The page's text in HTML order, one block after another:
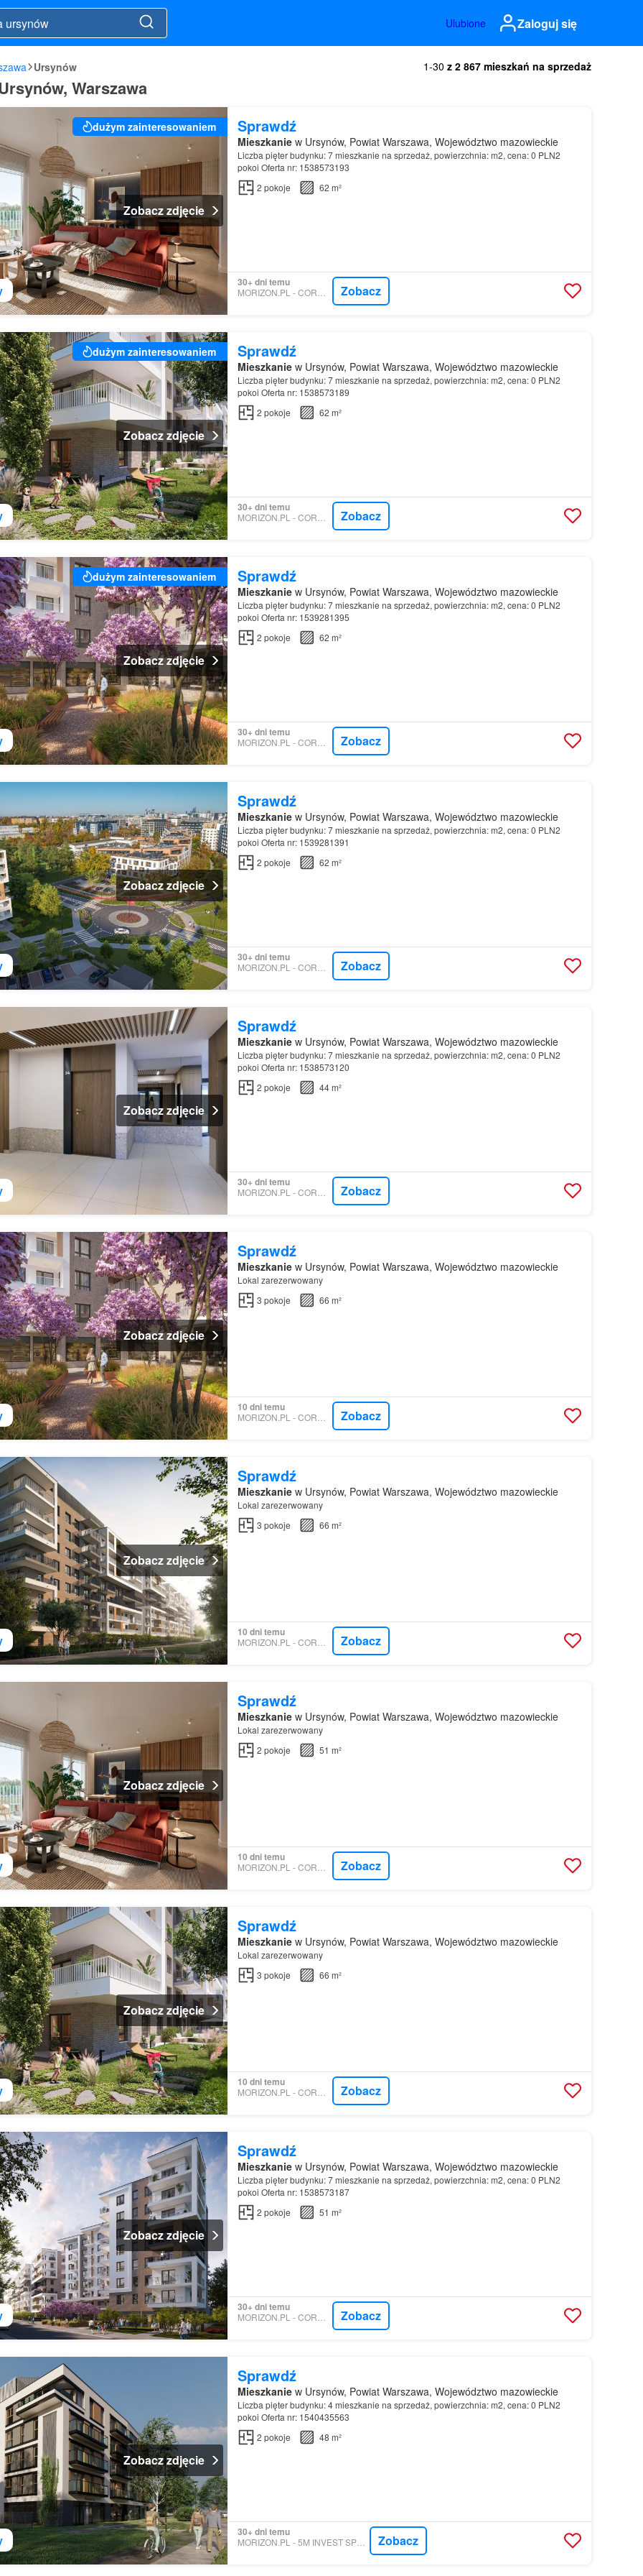
Ulubione Zaloguj się
Ursynów 1-30 z 2 867 mieszkań na sprzedaż
Warszawa
dużym zainteresowaniem
Zobacz zdjęcie
Sprawdź
Mieszkaniew Ursynów, Powiat Warszawa, Województwo mazowieckie
Liczba pięter budynku: 7 mieszkanie na sprzedaż, powierzchnia: m2, cena: 0 PLN2
pokoi Oferta nr: 1538573193
2 pokoje 62 m²
30+ dni temu
MORIZON.PL - CORDIA POLSKA Zobacz
dużym zainteresowaniem
Zobacz zdjęcie
Sprawdź
Mieszkaniew Ursynów, Powiat Warszawa, Województwo mazowieckie
Liczba pięter budynku: 7 mieszkanie na sprzedaż, powierzchnia: m2, cena: 0 PLN2
pokoi Oferta nr: 1538573189
2 pokoje 62 m²
30+ dni temu
MORIZON.PL - CORDIA POLSKA Zobacz
dużym zainteresowaniem
Zobacz zdjęcie
Sprawdź
Mieszkaniew Ursynów, Powiat Warszawa, Województwo mazowieckie
Liczba pięter budynku: 7 mieszkanie na sprzedaż, powierzchnia: m2, cena: 0 PLN2
pokoi Oferta nr: 1539281395
2 pokoje 62 m²
30+ dni temu
MORIZON.PL - CORDIA POLSKA Zobacz
Zobacz zdjęcie
Sprawdź
Mieszkaniew Ursynów, Powiat Warszawa, Województwo mazowieckie
Liczba pięter budynku: 7 mieszkanie na sprzedaż, powierzchnia: m2, cena: 0 PLN2
pokoi Oferta nr: 1539281391
2 pokoje 62 m²
30+ dni temu
MORIZON.PL - CORDIA POLSKA Zobacz
Zobacz zdjęcie
Sprawdź
Mieszkaniew Ursynów, Powiat Warszawa, Województwo mazowieckie
Liczba pięter budynku: 7 mieszkanie na sprzedaż, powierzchnia: m2, cena: 0 PLN2
pokoi Oferta nr: 1538573120
2 pokoje 44 m²
30+ dni temu
MORIZON.PL - CORDIA POLSKA Zobacz
Zobacz zdjęcie
Sprawdź
Mieszkaniew Ursynów, Powiat Warszawa, Województwo mazowieckie
Lokal zarezerwowany
3 pokoje 66 m²
10 dni temu
MORIZON.PL - CORDIA POLSKA Zobacz
Zobacz zdjęcie
Sprawdź
Mieszkaniew Ursynów, Powiat Warszawa, Województwo mazowieckie
Lokal zarezerwowany
3 pokoje 66 m²
10 dni temu
Zobacz
Zobacz zdjęcie
Sprawdź
Mieszkaniew Ursynów, Powiat Warszawa, Województwo mazowieckie
Lokal zarezerwowany
2 pokoje 51 m²
10 dni temu
Zobacz
Zobacz zdjęcie
Sprawdź
Mieszkaniew Ursynów, Powiat Warszawa, Województwo mazowieckie
Lokal zarezerwowany
3 pokoje 66 m²
10 dni temu
Zobacz
Zobacz zdjęcie
Sprawdź
Mieszkaniew Ursynów, Powiat Warszawa, Województwo mazowieckie
Liczba pięter budynku: 7 mieszkanie na sprzedaż, powierzchnia: m2, cena: 0 PLN2
pokoi Oferta nr: 1538573187
2 pokoje 51 m²
30+ dni temu
Zobacz
Zobacz zdjęcie
Sprawdź
Mieszkaniew Ursynów, Powiat Warszawa, Województwo mazowieckie
Liczba pięter budynku: 4 mieszkanie na sprzedaż, powierzchnia: m2, cena: 0 PLN2
pokoi Oferta nr: 1540435563
2 pokoje 48 m²
30+ dni temu
MORIZON.PL - 5M INVEST SPÓŁKA Z OGRANICZONĄ ODPOWIEDZIALNOŚCIĄ Zobacz